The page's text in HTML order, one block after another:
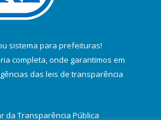
sistema para prefeituras!
completa, onde garantimos em
das leis de transparência
da Transparência Pública